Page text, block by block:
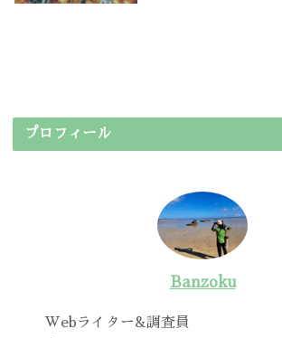
プロフィール
Banzoku
Webライター&調査員